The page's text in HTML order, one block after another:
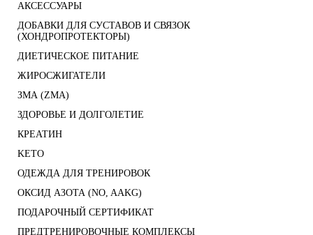
АКСЕССУАРЫ
ДОБАВКИ ДЛЯ СУСТАВОВ И СВЯЗОК
(ХОНДРОПРОТЕКТОРЫ)
ДИЕТИЧЕСКОЕ ПИТАНИЕ
ЖИРОСЖИГАТЕЛИ
ЗМА (ZMA)
ЗДОРОВЬЕ И ДОЛГОЛЕТИЕ
КРЕАТИН
KETO
ОДЕЖДА ДЛЯ ТРЕНИРОВОК
ОКСИД АЗОТА (NO, AAKG)
ПОДАРОЧНЫЙ СЕРТИФИКАТ
ПРЕДТРЕНИРОВОЧНЫЕ КОМПЛЕКСЫ